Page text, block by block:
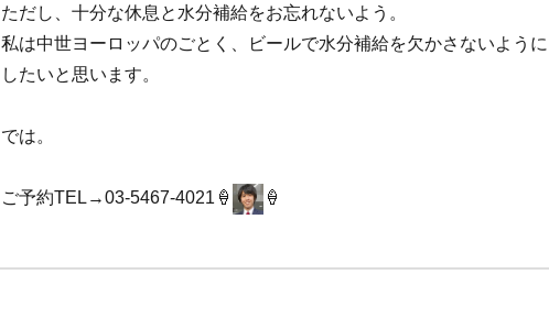
ただし、十分な休息と水分補給をお忘れないよう。
私は中世ヨーロッパのごとく、ビールで水分補給を欠かさないように
したいと思います。
では。
ご予約TEL→03-5467-4021🍦 🍦